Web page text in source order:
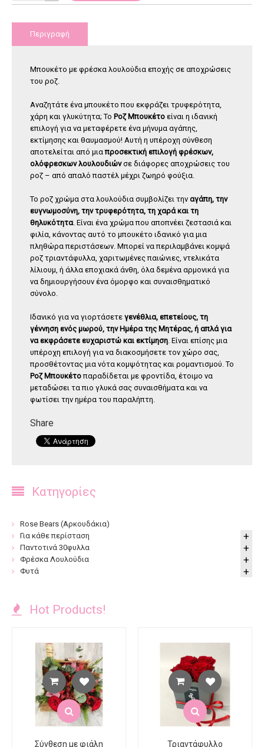
Περιγραφή
Μπουκέτο με φρέσκα λουλούδια εποχής σε αποχρώσεις
του ροζ.
Αναζητάτε ένα μπουκέτο που εκφράζει τρυφερότητα,
χάρη και γλυκύτητα; Το Ροζ Μπουκέτο είναι η ιδανική
επιλογή για να μεταφέρετε ένα μήνυμα αγάπης,
εκτίμησης και θαυμασμού! Αυτή η υπέροχη σύνθεση
αποτελείται από μιαπροσεκτική επιλογή φρέσκων,
ολόφρεσκων λουλουδιώνσε διάφορες αποχρώσεις του
ροζ – από απαλό παστέλ μέχρι ζωηρό φούξια.
Το ροζ χρώμα στα λουλούδια συμβολίζει την αγάπη, την
ευγνωμοσύνη, την τρυφερότητα, τη χαρά και τη
θηλυκότητα. Είναι ένα χρώμα που αποπνέει ζεστασιά και
φιλία, κάνοντας αυτό το μπουκέτο ιδανικό για μια
πληθώρα περιστάσεων. Μπορεί να περιλαμβάνει κομψά
ροζ τριαντάφυλλα, χαριτωμένες παιώνιες, ντελικάτα
λίλιουμ, ή άλλα εποχιακά άνθη, όλα δεμένα αρμονικά για
να δημιουργήσουν ένα όμορφο και συναισθηματικό
σύνολο.
Ιδανικό για να γιορτάσετε γενέθλια, επετείους, τη
γέννηση ενός μωρού, την Ημέρα της Μητέρας, ή απλά για
να εκφράσετε ευχαριστώ και εκτίμηση. Είναι επίσης μια
υπέροχη επιλογή για να διακοσμήσετε τον χώρο σας,
προσθέτοντας μια νότα κομψότητας και ρομαντισμού. Το
Ροζ Μπουκέτοπαραδίδεται με φροντίδα, έτοιμο να
μεταδώσει τα πιο γλυκά σας συναισθήματα και να
φωτίσει την ημέρα του παραλήπτη.
Share
Κατηγορίες
Rose Bears (Αρκουδάκια)
Για κάθε περίσταση
Παντοτινά 30φυλλα
Φρέσκα Λουλούδια
Φυτά
Hot Products!
Σύνθεση με φιάλη Τριαντάφυλλο